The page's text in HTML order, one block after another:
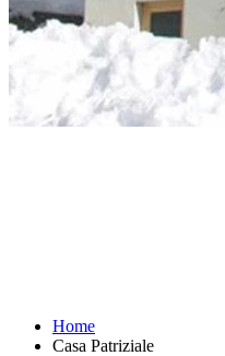
Home
Casa Patriziale